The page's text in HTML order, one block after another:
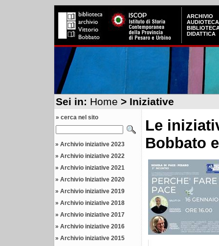
ARCHIVIO
AUDIOTECA
DIDATTICA
Sei in: Home > Iniziative
» cerca nel sito
» Archivio iniziative 2023
» Archivio iniziative 2022
» Archivio iniziative 2021
» Archivio Iniziative 2020
» Archivio iniziative 2019
» Archivio iniziative 2018
» Archivio iniziative 2017
» Archivio iniziative 2016
» Archivio iniziative 2015
Le
Bobbato